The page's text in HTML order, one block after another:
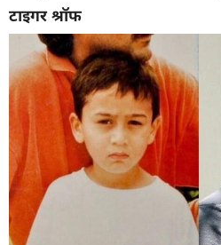
टाइगर श्रॉफ